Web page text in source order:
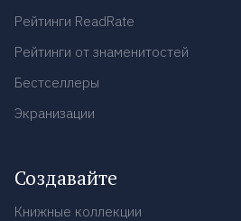
Рейтинги ReadRate
Рейтинги от знаменитостей
Бестселлеры
Экранизации
Создавайте
Книжные коллекции